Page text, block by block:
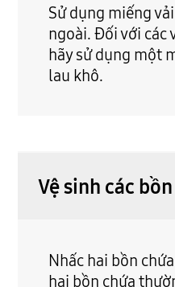
Sử dụng miếng
ngoài. Đối với các
hãy sử dụng một
lau khô.
Vệ sinh các
Nhấc hai bồn
hai bồn chứa